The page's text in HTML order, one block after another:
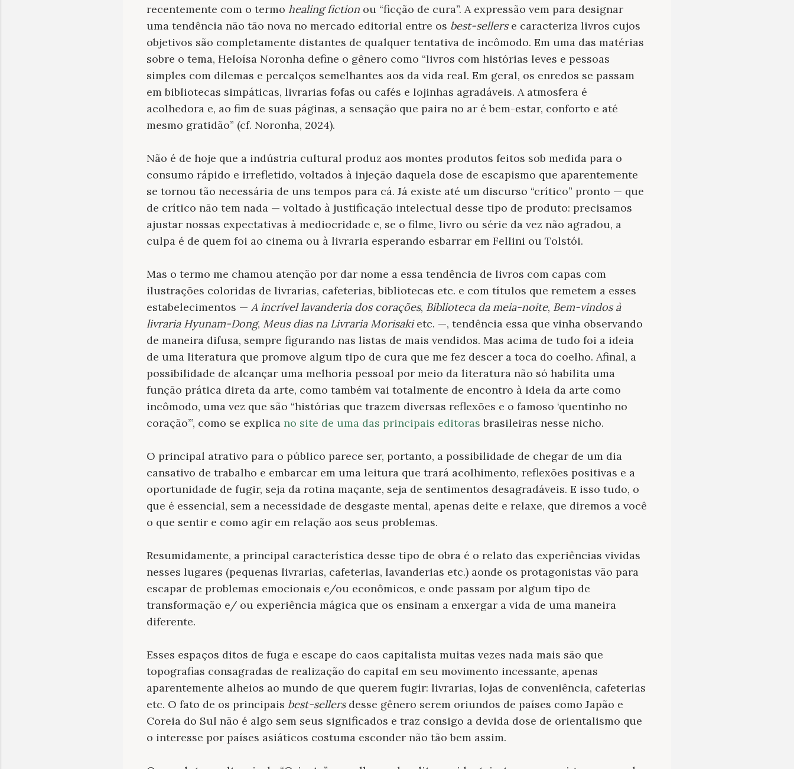
recentemente com o termo healing fiction ou “ficção de cura”. A expressão vem para designar
uma tendência não tão nova no mercado editorial entre os best-sellerse caracteriza livros cujos
objetivos são completamente distantes de qualquer tentativa de incômodo. Em uma das matérias
sobre o tema, Heloísa Noronha define o gênero como “livros com histórias leves e pessoas
simples com dilemas e percalços semelhantes aos da vida real. Em geral, os enredos se passam
em bibliotecas simpáticas, livrarias fofas ou cafés e lojinhas agradáveis. A atmosfera é
acolhedora e, ao fim de suas páginas, a sensação que paira no ar é bem-estar, conforto e até
mesmo gratidão” (cf. Noronha, 2024).
Não é de hoje que a indústria cultural produz aos montes produtos feitos sob medida para o
consumo rápido e irrefletido, voltados à injeção daquela dose de escapismo que aparentemente
se tornou tão necessária de uns tempos para cá. Já existe até um discurso “crítico” pronto — que
de crítico não tem nada — voltado à justificação intelectual desse tipo de produto: precisamos
ajustar nossas expectativas à mediocridade e, se o filme, livro ou série da vez não agradou, a
culpa é de quem foi ao cinema ou à livraria esperando esbarrar em Fellini ou Tolstói.
Mas o termo me chamou atenção por dar nome a essa tendência de livros com capas com
ilustrações coloridas de livrarias, cafeterias, bibliotecas etc. e com títulos que remetem a esses
estabelecimentos — A incrível lavanderia dos corações, Biblioteca da meia-noite, Bem-vindos à
livraria Hyunam-Dong, Meus dias na Livraria Morisakietc. —, tendência essa que vinha observando
de maneira difusa, sempre figurando nas listas de mais vendidos. Mas acima de tudo foi a ideia
de uma literatura que promove algum tipo de cura que me fez descer a toca do coelho. Afinal, a
possibilidade de alcançar uma melhoria pessoal por meio da literatura não só habilita uma
função prática direta da arte, como também vai totalmente de encontro à ideia da arte como
incômodo, uma vez que são “histórias que trazem diversas reflexões e o famoso ‘quentinho no
coração’”, como se explica no site de uma das principais editoras brasileiras nesse nicho.
O principal atrativo para o público parece ser, portanto, a possibilidade de chegar de um dia
cansativo de trabalho e embarcar em uma leitura que trará acolhimento, reflexões positivas e a
oportunidade de fugir, seja da rotina maçante, seja de sentimentos desagradáveis. E isso tudo, o
que é essencial, sem a necessidade de desgaste mental, apenas deite e relaxe, que diremos a você
o que sentir e como agir em relação aos seus problemas.
Resumidamente, a principal característica desse tipo de obra é o relato das experiências vividas
nesses lugares (pequenas livrarias, cafeterias, lavanderias etc.) aonde os protagonistas vão para
escapar de problemas emocionais e/ou econômicos, e onde passam por algum tipo de
transformação e/ ou experiência mágica que os ensinam a enxergar a vida de uma maneira
diferente.
Esses espaços ditos de fuga e escape do caos capitalista muitas vezes nada mais são que
topografias consagradas de realização do capital em seu movimento incessante, apenas
aparentemente alheios ao mundo de que querem fugir: livrarias, lojas de conveniência, cafeterias
etc. O fato de os principais best-sellersdesse gênero serem oriundos de países como Japão e
Coreia do Sul não é algo sem seus significados e traz consigo a devida dose de orientalismo que
o interesse por países asiáticos costuma esconder não tão bem assim.